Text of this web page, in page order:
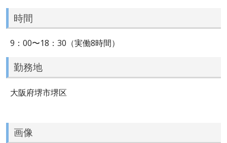
時間
9：00〜18：30（実働8時間）
勤務地
大阪府堺市堺区
画像